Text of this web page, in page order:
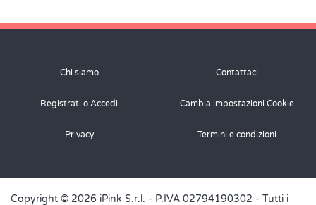
Chi siamo Contattaci
Registrati o Accedi Cambia impostazioni Cookie
Privacy Termini e condizioni
Copyright © 2026 iPink S.r.l. - P.IVA 02794190302 - Tutti i